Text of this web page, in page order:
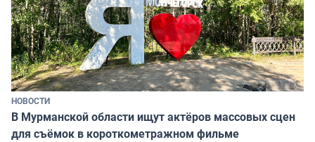
НОВОСТИ
В Мурманской области ищут актёров массовых сцен
для съёмок в короткометражном фильме